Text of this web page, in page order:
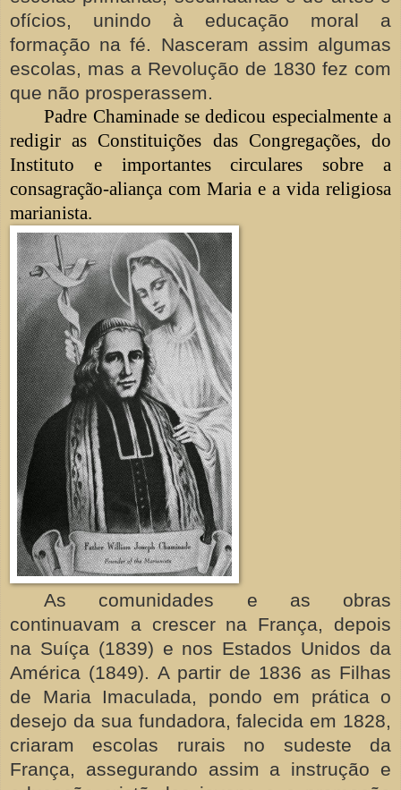
ofícios, unindo à educação moral a
formação na fé. Nasceram assim algumas
escolas, mas a Revolução de 1830 fez com
que não prosperassem.
Padre Chaminade se dedicou especialmente a
redigir as Constituições das Congregações, do
Instituto e importantes circulares sobre a
consagração-aliança com Maria e a vida religiosa
marianista.
As comunidades e as obras
continuavam a crescer na França, depois
na Suíça (1839) e nos Estados Unidos da
América (1849). A partir de 1836 as Filhas
de Maria Imaculada, pondo em prática o
desejo da sua fundadora, falecida em 1828,
criaram escolas rurais no sudeste da
França, assegurando assim a instrução e